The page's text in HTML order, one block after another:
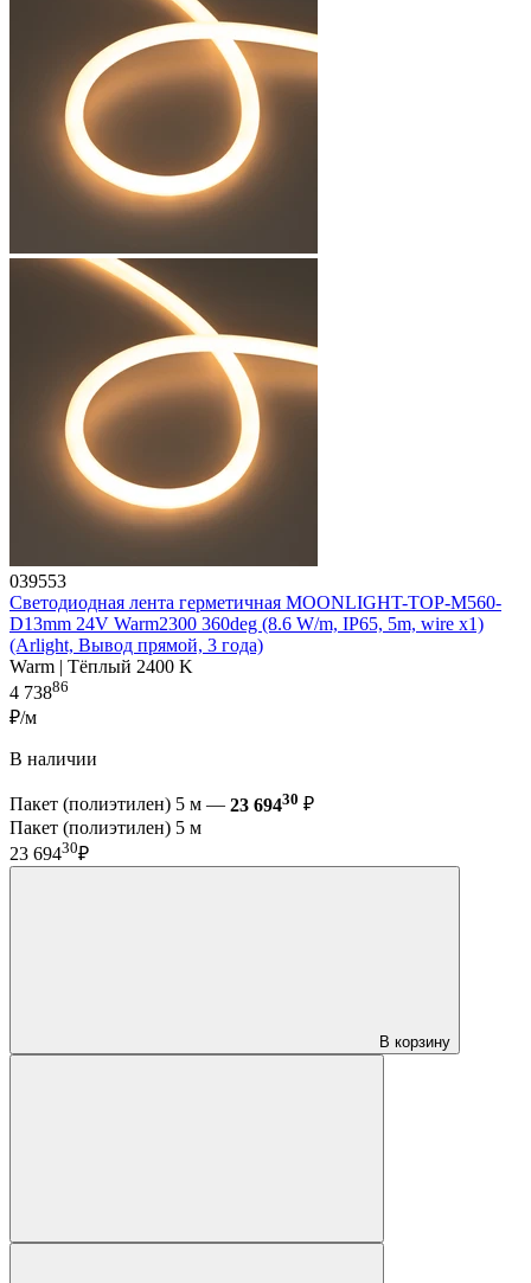
039553
Светодиодная лента герметичная MOONLIGHT-TOP-M560-
D13mm 24V Warm2300 360deg (8.6 W/m, IP65, 5m, wire x1)
(Arlight, Вывод прямой, 3 года)
Warm | Тёплый 2400 K
4 73886
₽/м
В наличии
Пакет (полиэтилен) 5 м — 23 69430 ₽
Пакет (полиэтилен) 5 м
23 69430₽
В корзину